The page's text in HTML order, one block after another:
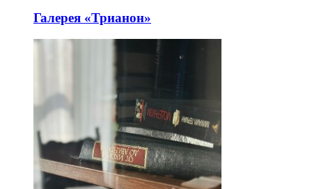
Галерея «Трианон»